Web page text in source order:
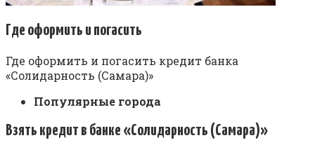
Где оформить и погасить
Где оформить и погасить кредит банка
«Солидарность (Самара)»
Популярные города
Взять кредит в банке «Солидарность (Самара)»